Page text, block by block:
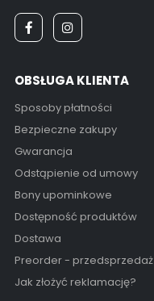
OBSŁUGA KLIENTA
Sposoby płatności
Bezpieczne zakupy
Gwarancja
Odstąpienie od umowy
Bony upominkowe
Dostępność produktów
Dostawa
Preorder - przedsprzedaż
Jak złożyć reklamację?